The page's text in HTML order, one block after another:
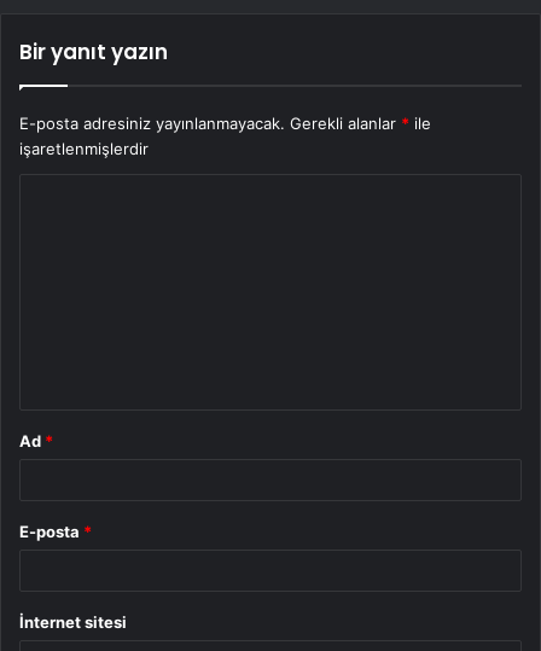
Bir yanıt yazın
E-posta adresiniz yayınlanmayacak. Gerekli alanlar * ile
işaretlenmişlerdir
Ad *
E-posta *
İnternet sitesi